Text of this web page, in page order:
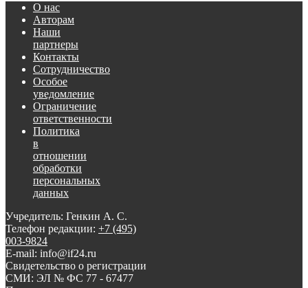
О нас
Авторам
Наши
партнеры
Контакты
Сотрудничество
Особое
уведомление
Ограничение
ответственности
Политика
в
отношении
обработки
персональных
данных
Учредитель: Генкин А. С.
Телефон редакции: +7 (495)
003-9824
E-mail: info@if24.ru
Свидетельство о регистрации
СМИ: ЭЛ № ФС 77 - 67477